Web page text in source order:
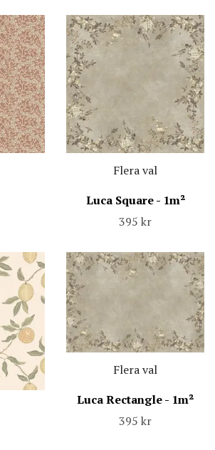
Flera val
Luca Square - 1m²
395 kr
Flera val
Luca Rectangle - 1m²
395 kr